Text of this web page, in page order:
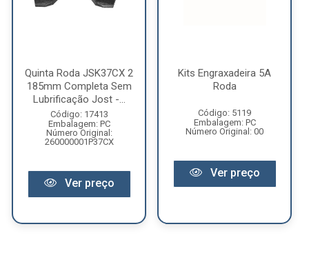
Quinta Roda JSK37CX 2
185mm Completa Sem
Lubrificação Jost -...
Código: 17413
Embalagem: PC
Número Original:
260000001P37CX
Ver preço
Kits Engraxadeira 5A
Roda
Código: 5119
Embalagem: PC
Número Original: 00
Ver preço